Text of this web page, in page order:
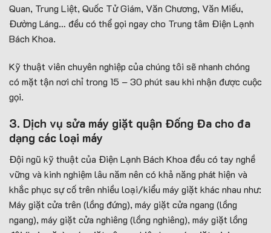
Quan, Trung Liệt, Quốc Tử Giám, Văn Chương, Văn Miếu,
Đường Láng… đều có thể gọi ngay cho Trung tâm Điện Lạnh
Bách Khoa.
Kỹ thuật viên chuyên nghiệp của chúng tôi sẽ nhanh chóng
có mặt tận nơi chỉ trong 15 – 30 phút sau khi nhận được cuộc
gọi.
3. Dịch vụ sửa máy giặt quận Đống Đa cho đa
dạng các loại máy
Đội ngũ kỹ thuật của Điện Lạnh Bách Khoa đều có tay nghề
vững và kinh nghiệm lâu năm nên có khả năng phát hiện và
khắc phục sự cố trên nhiều loại/kiểu máy giặt khác nhau như:
Máy giặt cửa trên (lồng đứng), máy giặt cửa ngang (lồng
ngang), máy giặt cửa nghiêng (lồng nghiêng), máy giặt lồng